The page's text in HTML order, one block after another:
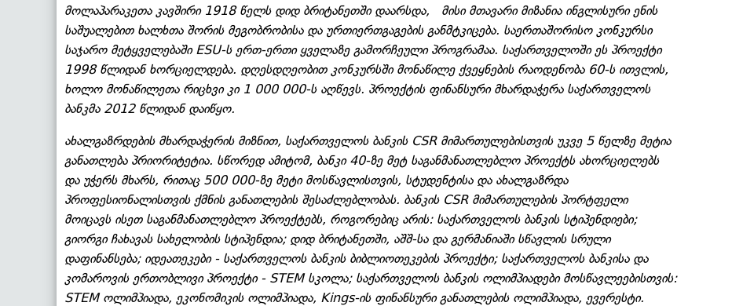
მოლაპარაკეთა კავშირი 1918 წელს დიდ ბრიტანეთში დაარსდა, მისი მთავარი მიზანია ინგლისური ენის
საშუალებით ხალხთა შორის მეგობრობისა და ურთიერთგაგების განმტკიცება. საერთაშორისო კონკურსი
საჯარო მეტყველებაში ESU-ს ერთ-ერთი ყველაზე გამორჩეული პროგრამაა. საქართველოში ეს პროექტი
1998 წლიდან ხორციელდება. დღესდღეობით კონკურსში მონაწილე ქვეყნების რაოდენობა 60-ს ითვლის,
ხოლო მონაწილეთა რიცხვი კი 1 000 000-ს აღწევს. პროექტის ფინანსური მხარდაჭერა საქართველოს
ბანკმა 2012 წლიდან დაიწყო.
ახალგაზრდების მხარდაჭერის მიზნით, საქართველოს ბანკის CSR მიმართულებისთვის უკვე 5 წელზე მეტია
განათლება პრიორიტეტია. სწორედ ამიტომ, ბანკი 40-ზე მეტ საგანმანათლებლო პროექტს ახორციელებს
და უჭერს მხარს, რითაც 500 000-ზე მეტი მოსწავლისთვის, სტუდენტისა და ახალგაზრდა
პროფესიონალისთვის ქმნის განათლების შესაძლებლობას. ბანკის CSR მიმართულების პორტფელი
მოიცავს ისეთ საგანმანათლებლო პროექტებს, როგორებიც არის: საქართველოს ბანკის სტიპენდიები;
გიორგი ჩახავას სახელობის სტიპენდია; დიდ ბრიტანეთში, აშშ-სა და გერმანიაში სწავლის სრული
დაფინანსება; იდეათეკები - საქართველოს ბანკის ბიბლიოთეკების პროექტი; საქართველოს ბანკისა და
კომაროვის ერთობლივი პროექტი - STEM სკოლა; საქართველოს ბანკის ოლიმპიადები მოსწავლეებისთვის:
STEM ოლიმპიადა, ეკონომიკის ოლიმპიადა, Kings-ის ფინანსური განათლების ოლიმპიადა, ევერესტი.